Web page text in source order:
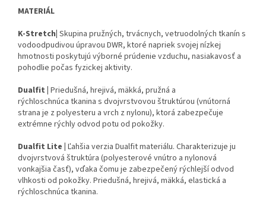
MATERIÁL
K-Stretch| Skupina pružných, trvácnych, vetruodolných tkanín s
vodoodpudivou úpravou DWR, ktoré napriek svojej nízkej
hmotnosti poskytujú výborné prúdenie vzduchu, nasiakavosť a
pohodlie počas fyzickej aktivity.
Dualfit | Priedušná, hrejivá, mäkká, pružná a
rýchloschnúca tkanina s dvojvrstvovou štruktúrou (vnútorná
strana je z polyesteru a vrch z nylonu), ktorá zabezpečuje
extrémne rýchly odvod potu od pokožky.
Dualfit Lite | Ľahšia verzia Dualfit materiálu. Charakterizuje ju
dvojvrstvová štruktúra (polyesterové vnútro a nylonová
vonkajšia časť), vďaka čomu je zabezpečený rýchlejší odvod
vlhkosti od pokožky. Priedušná, hrejivá, mäkká, elastická a
rýchloschnúca tkanina.